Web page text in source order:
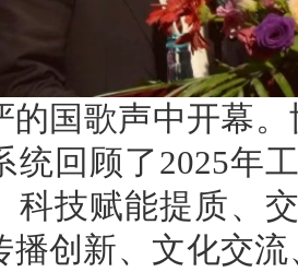
的国歌声中开幕
统回顾了2025年
科技赋能提质、
播创新、文化交